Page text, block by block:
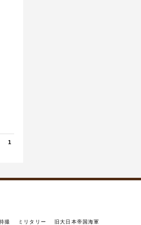
1
撮 ミリタリー 旧大日本帝国海軍